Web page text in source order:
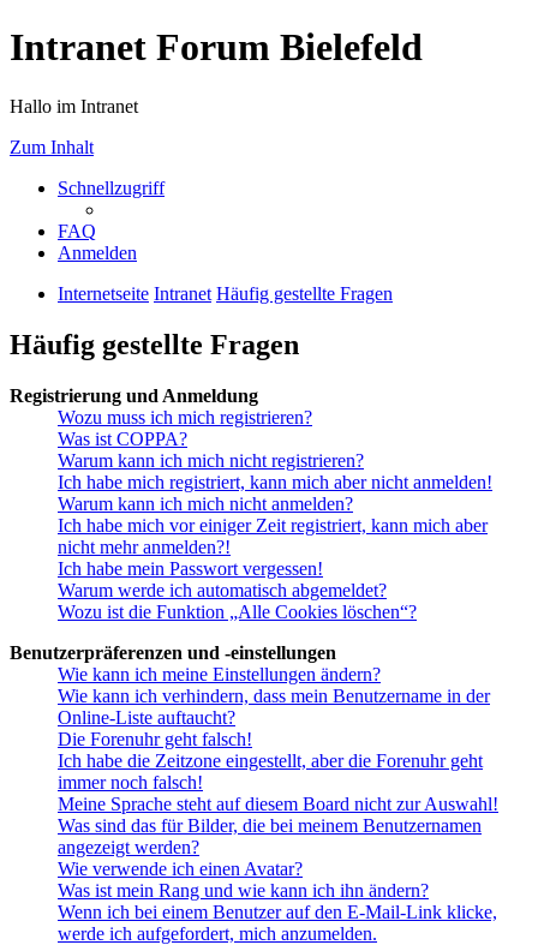
Intranet Forum Bielefeld
Hallo im Intranet
Zum Inhalt
Schnellzugriff
FAQ
Anmelden
Internetseite Intranet Häufig gestellte Fragen
Häufig gestellte Fragen
Registrierung und Anmeldung
Wozu muss ich mich registrieren?
Was ist COPPA?
Warum kann ich mich nicht registrieren?
Ich habe mich registriert, kann mich aber nicht anmelden!
Warum kann ich mich nicht anmelden?
Ich habe mich vor einiger Zeit registriert, kann mich aber
nicht mehr anmelden?!
Ich habe mein Passwort vergessen!
Warum werde ich automatisch abgemeldet?
Wozu ist die Funktion „Alle Cookies löschen“?
Benutzerpräferenzen und -einstellungen
Wie kann ich meine Einstellungen ändern?
Wie kann ich verhindern, dass mein Benutzername in der
Online-Liste auftaucht?
Die Forenuhr geht falsch!
Ich habe die Zeitzone eingestellt, aber die Forenuhr geht
immer noch falsch!
Meine Sprache steht auf diesem Board nicht zur Auswahl!
Was sind das für Bilder, die bei meinem Benutzernamen
angezeigt werden?
Wie verwende ich einen Avatar?
Was ist mein Rang und wie kann ich ihn ändern?
Wenn ich bei einem Benutzer auf den E-Mail-Link klicke,
werde ich aufgefordert, mich anzumelden.